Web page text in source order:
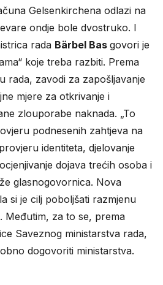
Gelsenkirchena odlazi na
ondje bole dvostruko. I
rada Bärbel Bas govori je
koje treba razbiti. Prema
rada, zavodi za zapošljavanje
mjere za otkrivanje i
zlouporabe naknada. „To
podnesenih zahtjeva na
identiteta, djelovanje
dojava trećih osoba i
glasnogovornica. Nova
si je cilj poboljšati razmjenu
Međutim, za to se, prema
Saveznog ministarstva rada,
dogovoriti ministarstva.